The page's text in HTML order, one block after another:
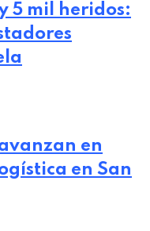
5 mil heridos:
en
en San